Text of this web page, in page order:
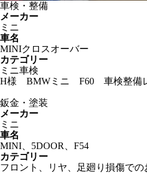
車検・整備
メーカー
ミニ
車名
MINIクロスオーバー
カテゴリー
ミニ車検
H様 BMWミニ F60 車検整備レ
鈑金・塗装
メーカー
ミニ
車名
MINI、5DOOR、F54
カテゴリー
フロント、リヤ、足廻り損傷で